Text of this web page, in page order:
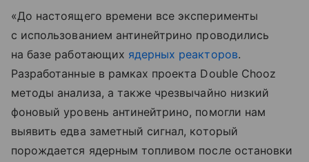
«До настоящего времени все эксперименты
с использованием антинейтрино проводились
на базе работающих ядерных реакторов.
Разработанные в рамках проекта Double Chooz
методы анализа, а также чрезвычайно низкий
фоновый уровень антинейтрино, помогли нам
выявить едва заметный сигнал, который
порождается ядерным топливом после остановки